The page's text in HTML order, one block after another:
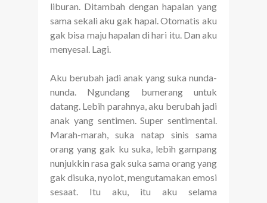
liburan. Ditambah dengan hapalan yang
sama sekali aku gak hapal. Otomatis aku
gak bisa maju hapalan di hari itu. Dan aku
menyesal. Lagi.
Aku berubah jadi anak yang suka nunda-
nunda. Ngundang bumerang untuk
datang. Lebih parahnya, aku berubah jadi
anak yang sentimen. Super sentimental.
Marah-marah, suka natap sinis sama
orang yang gak ku suka, lebih gampang
nunjukkin rasa gak suka sama orang yang
gak disuka, nyolot, mengutamakan emosi
sesaat. Itu aku, itu aku selama